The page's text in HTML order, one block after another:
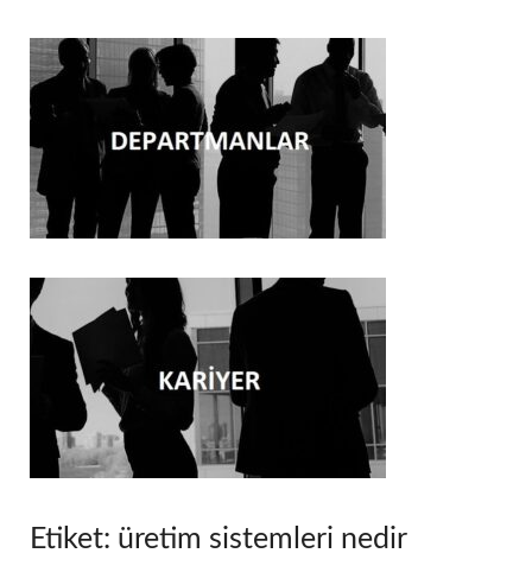
Etiket: üretim sistemleri nedir